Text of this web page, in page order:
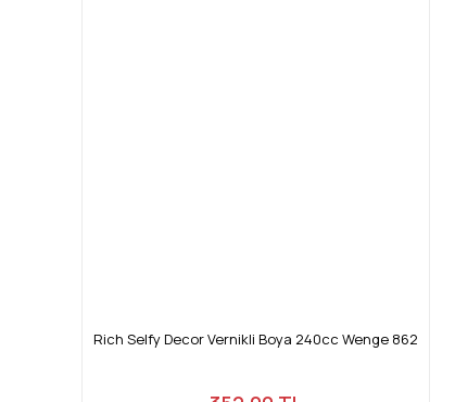
Rich Selfy Decor Vernikli Boya 240cc Wenge 862